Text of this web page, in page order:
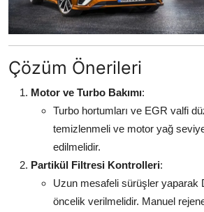
Çözüm Önerileri
Motor ve Turbo Bakımı:
Turbo hortumları ve EGR valfi
temizlenmeli ve motor yağ
edilmelidir.
Partikül Filtresi Kontrolleri:
Uzun mesafeli sürüşler yaparak
öncelik verilmelidir. Manuel